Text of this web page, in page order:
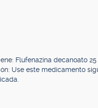
Flufenazina decanoato
Use este medicamento